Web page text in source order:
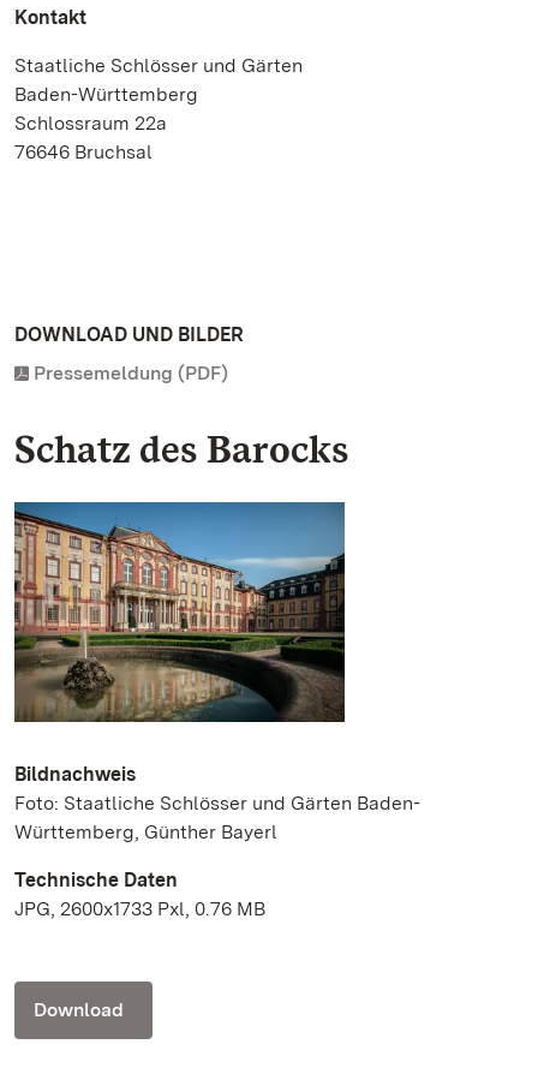
Kontakt
Staatliche Schlösser und Gärten
Baden-Württemberg
Schlossraum 22a
76646 Bruchsal
DOWNLOAD UND BILDER
Pressemeldung (PDF)
Schatz des Barocks
Bildnachweis
Foto: Staatliche Schlösser und Gärten Baden-
Württemberg, Günther Bayerl
Technische Daten
JPG, 2600x1733 Pxl, 0.76 MB
Download